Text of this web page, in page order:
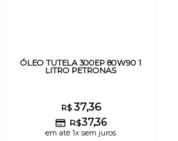
ÓLEO TUTELA 300EP 80W90 1
LITRO PETRONAS
R$37,36
R$37,36
em até 1x sem juros